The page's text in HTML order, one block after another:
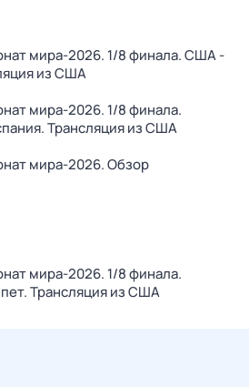
мира-2026. 1/8 финала. США -
из США
мира-2026. 1/8 финала.
Трансляция из США
мира-2026. Обзор
мира-2026. 1/8 финала.
Трансляция из США